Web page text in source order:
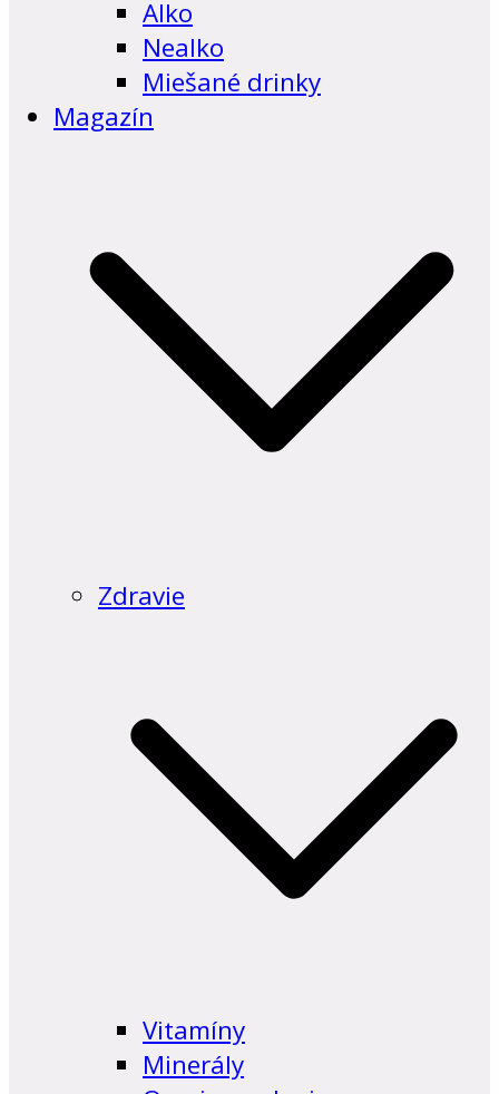
Alko
Nealko
Miešané drinky
Magazín
Zdravie
Vitamíny
Minerály